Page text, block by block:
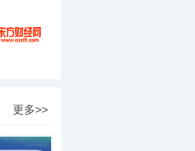
更多>>